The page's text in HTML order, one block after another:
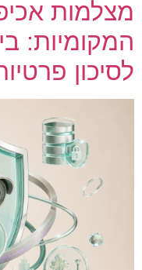
מצלמות
המקומיות:
לסיכון